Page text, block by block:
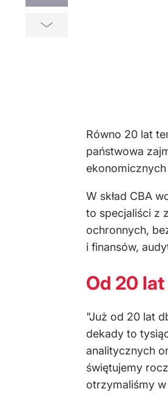
Równo 20 lat
państwowa
W skład CBA
to specjaliści z
ochronnych,
i finansów,
Od 20
"Już od 20 lat
dekady to
analitycznych
świętujemy
otrzymaliśmy